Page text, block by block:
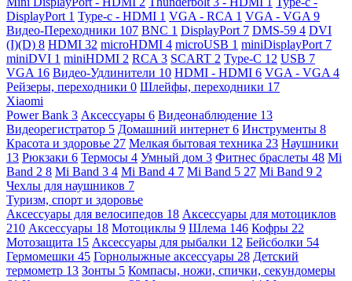
DisplayPort 1 Type-c - HDMI 1 VGA - RCA 1 VGA - VGA 9
Видео-Переходники 107 BNC 1 DisplayPort 7 DMS-59 4 DVI
(I)(D) 8 HDMI 32 microHDMI 4 microUSB 1 miniDisplayPort 7
miniDVI 1 miniHDMI 2 RCA 3 SCART 2 Type-C 12 USB 7
VGA 16 Видео-Удлинители 10 HDMI - HDMI 6 VGA - VGA 4
Рейзеры, переходники 0 Шлейфы, переходники 17
Xiaomi
Power Bank 3 Аксессуары 6 Видеонаблюдение 13
Видеорегистратор 5 Домашний интернет 6 Инструменты 8
Красота и здоровье 27 Мелкая бытовая техника 23 Наушники
13 Рюкзаки 6 Термосы 4 Умный дом 3 Фитнес браслеты 48 Mi
Band 2 8 Mi Band 3 4 Mi Band 4 7 Mi Band 5 27 Mi Band 9 2
Чехлы для наушников 7
Туризм, спорт и здоровье
Аксессуары для велосипедов 18 Аксессуары для мотоциклов
210 Аксессуары 18 Мотоциклы 9 Шлема 146 Кофры 22
Мотозащита 15 Аксессуары для рыбалки 12 Бейсболки 54
Гермомешки 45 Горнолыжные аксессуары 28 Детский
термометр 13 Зонты 5 Компасы, ножи, спички, секундомеры